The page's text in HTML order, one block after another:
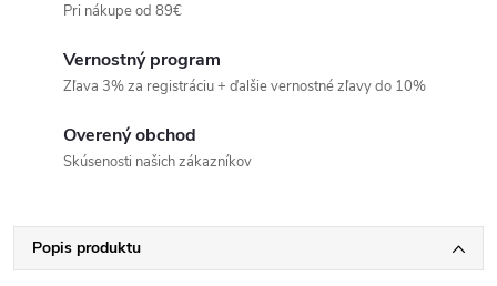
Pri nákupe od 89€
Vernostný program
Zľava 3% za registráciu + ďalšie vernostné zľavy do 10%
Overený obchod
Skúsenosti našich zákazníkov
Popis produktu